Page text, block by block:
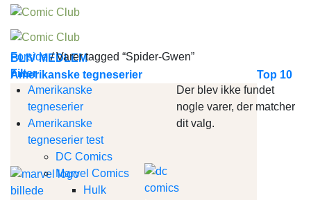
Skip
content
BLIV MEDLEM
Amerikanske tegneserier
Top 10
Forside /Varer tagged “Spider-Gwen”
Filter
Amerikanske
tegneserier
Amerikanske
tegneserier test
DC Comics
Marvel Comics
Hulk
Der blev ikke fundet
nogle varer, der matcher
dit valg.